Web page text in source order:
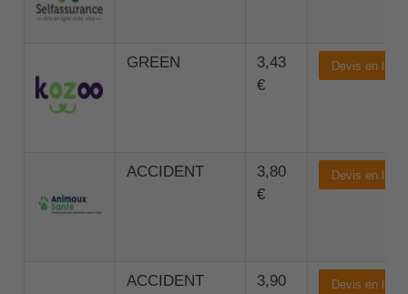
GREEN
3,43
€
Devis en ligne
ACCIDENT
3,80
€
Devis en ligne
ACCIDENT
3,90
Devis en ligne